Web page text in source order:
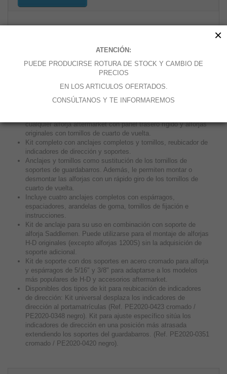
cualquier alforja aftermarket con panel trasero rígido y alforjas
originales con tornillos de cuarto de vuelta.
Kit completo con anclajes completos y tornillos, reubicador de
indicadores de dirección y soportes.
Anclajes y tornillos como sustitución de los tornillos de
soportes de guardabarros. Además, le permiten montar o
desmontar las alforjas con un rápido giro de los tornillos de
cuarto de vuelta.
Incluye cuatro anclajes completos con espárragos,
espaciadores, arandelas de goma, tornillos de fijación e
instrucciones.
Kit de anclaje para su uso en combinación con soporte de
alforja Saddlemen. Puede utilizarse para el montaje de alforjas
H-D originales (excepto alforjas 1200S) sin la adquisición de
soporte adicional.
Kit de soporte con dos soportes en acero cromado para alforja
y espárragos de 5/16" y 3/8" para adaptarse a los modelos
más populares de H-D y accesorios aftermarket.
Disponibles dos tipos de kit para reubicación de indicadores
de dirección: Kit universal desplaza los indicadores de
dirección al portamatrículas (Ref. PE2020-0423 cromado /
PE2020-0348 negro). Kit para ajuste específico sitúa los
indicadores de dirección en una posición más atrasada
extendiendo los soportes del guardabarros. (Ref. PE2020-0351
cromado / PE2020-0420 negro).
ATENCIÓN:
PUEDE PRODUCIRSE ROTURA DE STOCK Y CAMBIO DE
PRECIOS
EN LOS ARTICULOS OFERTADOS.
CONSÚLTANOS Y TE INFORMAREMOS
×